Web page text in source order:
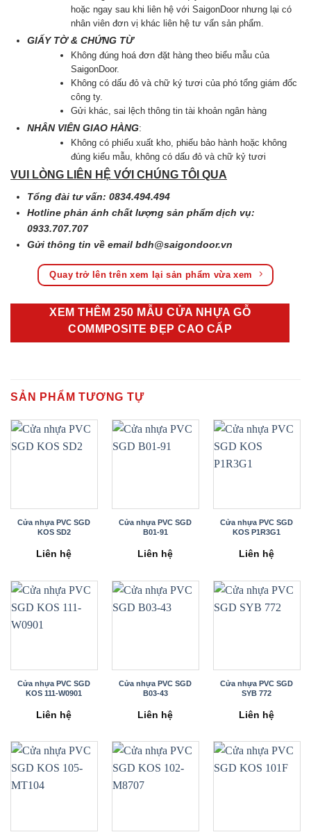
hoặc ngay sau khi liên hệ với SaigonDoor nhưng lại có
nhân viên đơn vị khác liên hệ tư vấn sản phẩm.
GIẤY TỜ & CHỨNG TỪ
Không đúng hoá đơn đặt hàng theo biểu mẫu của
SaigonDoor.
Không có dấu đỏ và chữ ký tươi của phó tổng giám đốc
công ty.
Gửi khác, sai lệch thông tin tài khoản ngân hàng
NHÂN VIÊN GIAO HÀNG:
Không có phiếu xuất kho, phiếu bảo hành hoặc không
đúng kiểu mẫu, không có dấu đỏ và chữ kỷ tươi
VUI LÒNG LIÊN HỆ VỚI CHÚNG TÔI QUA
Tổng đài tư vấn: 0834.494.494
Hotline phản ánh chất lượng sản phẩm dịch vụ:
0933.707.707
Gửi thông tin về emailbdh@saigondoor.vn
Quay trở lên trên xem lại sản phẩm vừa xem
XEM THÊM 250 MẪU CỬA NHỰA GỖ
COMMPOSITE ĐẸP CAO CẤP
SẢN PHẨM TƯƠNG TỰ
Cửa nhựa PVC SGD
KOS SD2
Liên hệ
Cửa nhựa PVC SGD
B01-91
Liên hệ
Cửa nhựa PVC SGD
KOS P1R3G1
Liên hệ
Cửa nhựa PVC SGD
KOS 111-W0901
Liên hệ
Cửa nhựa PVC SGD
B03-43
Liên hệ
Cửa nhựa PVC SGD
SYB 772
Liên hệ